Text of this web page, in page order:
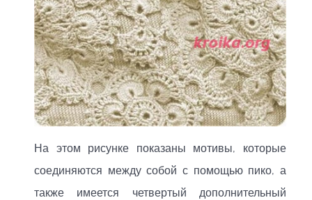
На этом рисунке показаны мотивы, которые
соединяются между собой с помощью пико, а
также имеется четвертый дополнительный